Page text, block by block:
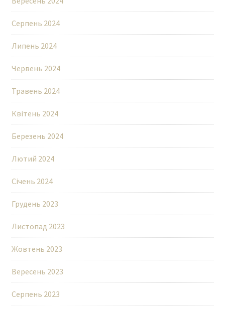
Серпень 2024
Липень 2024
Червень 2024
Травень 2024
Квітень 2024
Березень 2024
Лютий 2024
Січень 2024
Грудень 2023
Листопад 2023
Жовтень 2023
Вересень 2023
Серпень 2023